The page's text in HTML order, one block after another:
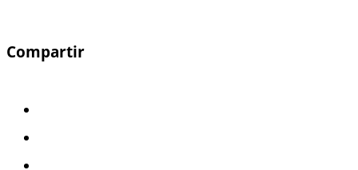
Compartir